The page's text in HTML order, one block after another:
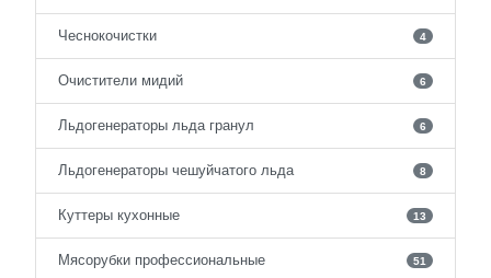
Чеснокочистки 4
Очистители мидий 6
Льдогенераторы льда гранул 6
Льдогенераторы чешуйчатого льда 8
Куттеры кухонные 13
Мясорубки профессиональные 51